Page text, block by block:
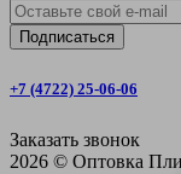
+7 (4722) 25-06-06
Заказать звонок
2026 © Оптовка